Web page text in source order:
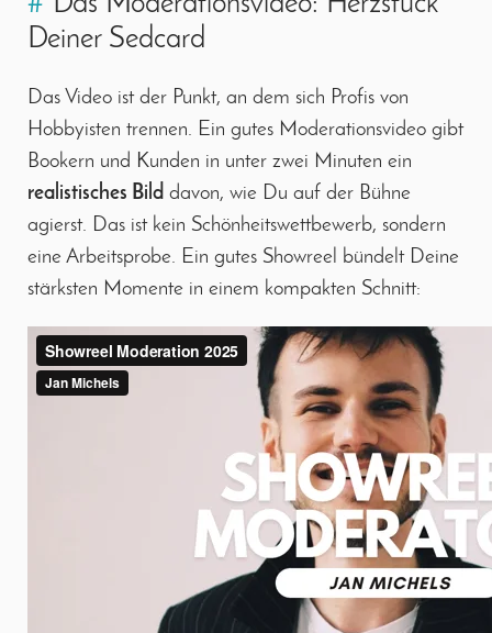
Deiner Sedcard
Das Video ist der Punkt, an dem sich Profis von
Hobbyisten trennen. Ein gutes Moderationsvideo gibt
Bookern und Kunden in unter zwei Minuten ein
realistisches Bild davon, wie Du auf der Bühne
agierst. Das ist kein Schönheitswettbewerb, sondern
eine Arbeitsprobe. Ein gutes Showreel bündelt Deine
stärksten Momente in einem kompakten Schnitt: